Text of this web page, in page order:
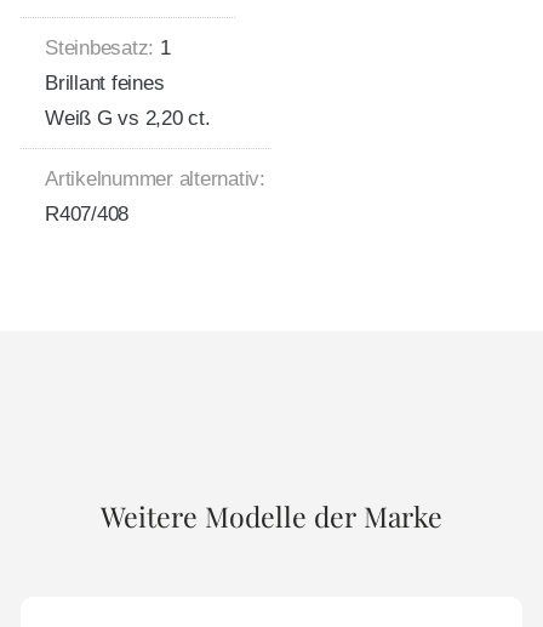
Steinbesatz: 1
Brillant feines
Weiß G vs 2,20 ct.
Artikelnummer alternativ:
R407/408
Weitere Modelle der Marke